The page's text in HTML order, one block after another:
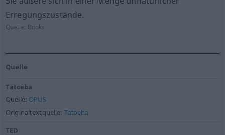
Erregungszustände.
Quelle: Books
Quelle
Tatoeba
Quelle: OPUS
Originaltextquelle: Tatoeba
TED